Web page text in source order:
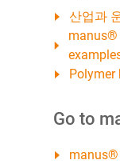
산업과
manus®
Go to
manus®